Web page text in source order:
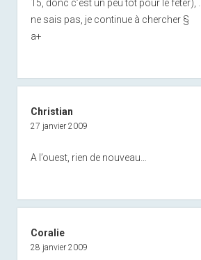
15, donc c’est un peu tôt pour le
ne sais pas, je continue à chercher §
a+
Christian
27 janvier 2009
A l’ouest, rien de nouveau…
Coralie
28 janvier 2009